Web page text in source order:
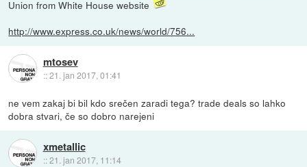
Union from White House website
http://www.express.co.uk/news/world/756...
mtosev
::21. jan 2017, 01:41
ne vem zakaj bi bil kdo srečen zaradi tega? trade deals so lahko
dobra stvari, če so dobro narejeni
xmetallic
::21. jan 2017, 11:14